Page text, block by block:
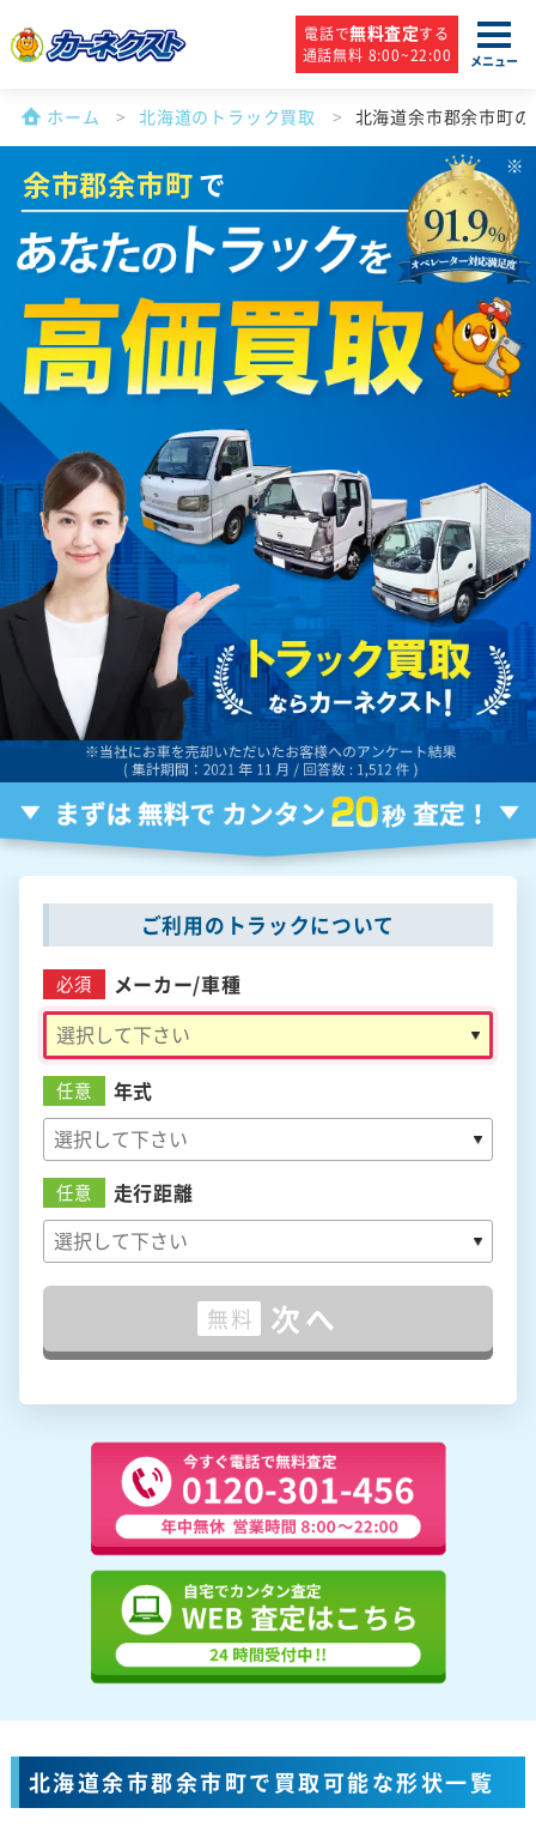
電話で無料査定する
通話無料 8:00~22:00
メニュー
ホーム 北海道のトラック買取 北海道余市郡余市町
余市郡余市町で
ご利用のトラックについて
必須 メーカー/車種
任意 年式
任意 走行距離
無料 次へ
北海道余市郡余市町で買取可能な形状一覧